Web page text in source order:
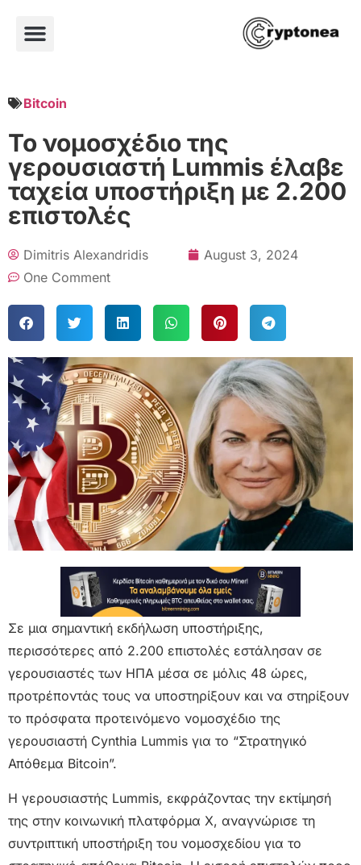
Bitcoin
Το νομοσχέδιο της
γερουσιαστή Lummis έλαβε
ταχεία υποστήριξη με 2.200
επιστολές
Dimitris Alexandridis
August 3, 2024
One Comment
Σε μια σημαντική εκδήλωση υποστήριξης,
περισσότερες από 2.200 επιστολές εστάλησαν σε
γερουσιαστές των ΗΠΑ μέσα σε μόλις 48 ώρες,
προτρέποντάς τους να υποστηρίξουν και να στηρίξουν
το πρόσφατα προτεινόμενο νομοσχέδιο της
γερουσιαστή Cynthia Lummis για το “Στρατηγικό
Απόθεμα Bitcoin”.
Η γερουσιαστής Lummis, εκφράζοντας την εκτίμησή
της στην κοινωνική πλατφόρμα X, αναγνώρισε τη
συντριπτική υποστήριξη του νομοσχεδίου για το